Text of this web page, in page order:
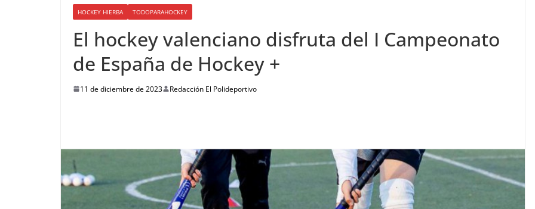
HOCKEY HIERBA TODOPARAHOCKEY
El hockey valenciano disfruta del I Campeonato
de España de Hockey +
11 de diciembre de 2023 Redacción El Polideportivo